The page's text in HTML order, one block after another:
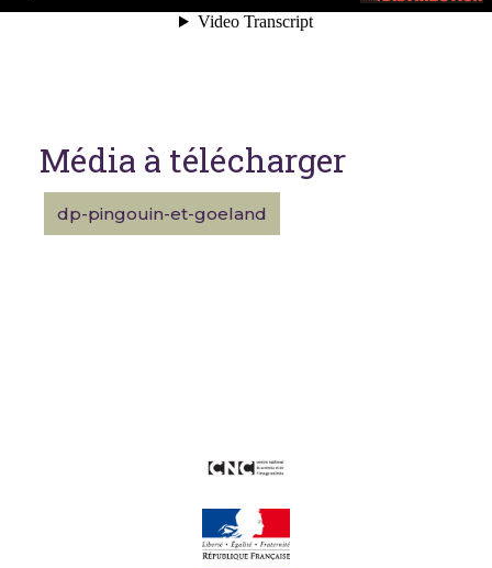
Média à télécharger
dp-pingouin-et-goeland